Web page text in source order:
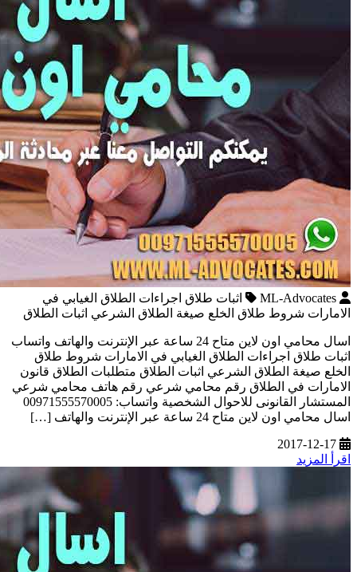
ML-Advocates
اثبات طلاق اجراءات الطلاق الغيابي في
الامارات شروط طلاق الخلع صيغة الطلاق الشرعي اثبات الطلاق
اسال محامي اون لاين متاح 24 ساعة عبر الإنترنت والهاتف واتساب
اثبات طلاق اجراءات الطلاق الغيابي في الامارات شروط طلاق
الخلع صيغة الطلاق الشرعي اثبات الطلاق متطلبات الطلاق قانون
الامارات في الطلاق رقم محامي شرعي رقم هاتف محامي شرعي
المستشار القانونى للاحوال الشخصية واتساب: 00971555570005
اسال محامي اون لاين متاح 24 ساعة عبر الإنترنت والهاتف […]
2017-12-17
اقرأ المزيد